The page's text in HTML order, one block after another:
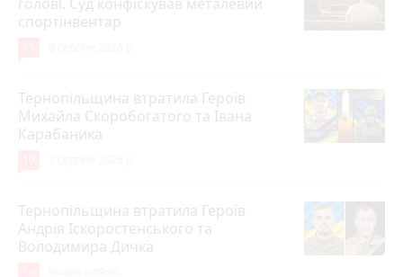
спортінвентар
Тернопільщина втратила Героїв
Михайла Скоробогатого та Івана
Карабаника
Тернопільщина втратила Героїв
Андрія Іскоростенського та
Володимира Дичка